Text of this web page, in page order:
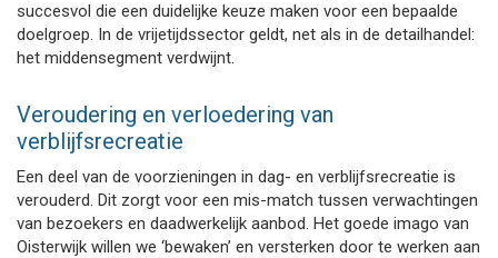
succesvol die een duidelijke keuze maken voor een bepaalde
doelgroep. In de vrijetijdssector geldt, net als in de detailhandel:
het middensegment verdwijnt.
Veroudering en verloedering van
verblijfsrecreatie
Een deel van de voorzieningen in dag- en verblijfsrecreatie is
verouderd. Dit zorgt voor een mis-match tussen verwachtingen
van bezoekers en daadwerkelijk aanbod. Het goede imago van
Oisterwijk willen we ‘bewaken’ en versterken door te werken aan